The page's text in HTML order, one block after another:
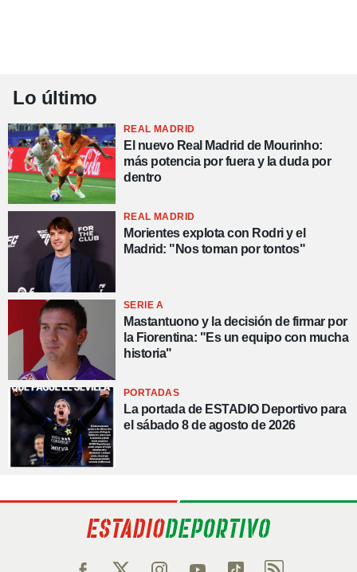
Lo último
REAL MADRID
El nuevo Real Madrid de Mourinho:
más potencia por fuera y la duda por
dentro
REAL MADRID
Morientes explota con Rodri y el
Madrid: "Nos toman por tontos"
SERIE A
Mastantuono y la decisión de firmar por
la Fiorentina: "Es un equipo con mucha
historia"
PORTADAS
La portada de ESTADIO Deportivo para
el sábado 8 de agosto de 2026